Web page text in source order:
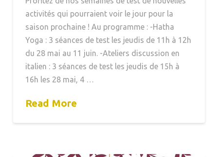
activités qui pourraient voir le jour pour la
saison prochaine ! Au programme : -Hatha
Yoga : 3 séances de test les jeudis de 11h à 12h
du 28 mai au 11 juin. -Ateliers discussion en
italien : 3 séances de test les jeudis de 15h à
16h les 28 mai, 4 …
Read More